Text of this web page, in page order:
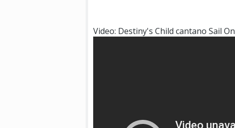
Video: Destiny's Child cantano Sail On